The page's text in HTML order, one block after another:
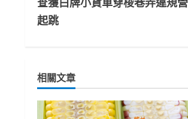
o
i
n
起跳
相關文章